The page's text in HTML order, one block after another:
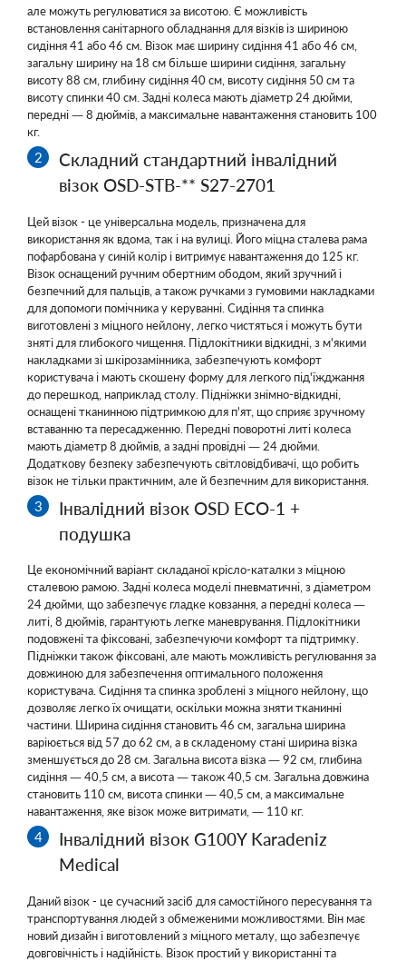
але можуть регулюватися за висотою. Є можливість
встановлення санітарного обладнання для візків із шириною
сидіння 41 або 46 см. Візок має ширину сидіння 41 або 46 см,
загальну ширину на 18 см більше ширини сидіння, загальну
висоту 88 см, глибину сидіння 40 см, висоту сидіння 50 см та
висоту спинки 40 см. Задні колеса мають діаметр 24 дюйми,
передні — 8 дюймів, а максимальне навантаження становить 100
кг.
Складний стандартний інвалідний
візок OSD-STB-** S27-2701
Цей візок - це універсальна модель, призначена для
використання як вдома, так і на вулиці. Його міцна сталева рама
пофарбована у синій колір і витримує навантаження до 125 кг.
Візок оснащений ручним обертним ободом, який зручний і
безпечний для пальців, а також ручками з гумовими накладками
для допомоги помічника у керуванні. Сидіння та спинка
виготовлені з міцного нейлону, легко чистяться і можуть бути
зняті для глибокого чищення. Підлокітники відкидні, з м'якими
накладками зі шкірозамінника, забезпечують комфорт
користувача і мають скошену форму для легкого під'їжджання
до перешкод, наприклад столу. Підніжки знімно-відкидні,
оснащені тканинною підтримкою для п'ят, що сприяє зручному
вставанню та пересадженню. Передні поворотні литі колеса
мають діаметр 8 дюймів, а задні провідні — 24 дюйми.
Додаткову безпеку забезпечують світловідбивачі, що робить
візок не тільки практичним, але й безпечним для використання.
Інвалідний візок OSD ECO-1 +
подушка
Це економічний варіант складаної крісло-каталки з міцною
сталевою рамою. Задні колеса моделі пневматичні, з діаметром
24 дюйми, що забезпечує гладке ковзання, а передні колеса —
литі, 8 дюймів, гарантують легке маневрування. Підлокітники
подовжені та фіксовані, забезпечуючи комфорт та підтримку.
Підніжки також фіксовані, але мають можливість регулювання за
довжиною для забезпечення оптимального положення
користувача. Сидіння та спинка зроблені з міцного нейлону, що
дозволяє легко їх очищати, оскільки можна зняти тканинні
частини. Ширина сидіння становить 46 см, загальна ширина
варіюється від 57 до 62 см, а в складеному стані ширина візка
зменшується до 28 см. Загальна висота візка — 92 см, глибина
сидіння — 40,5 см, а висота — також 40,5 см. Загальна довжина
становить 110 см, висота спинки — 40,5 см, а максимальне
навантаження, яке візок може витримати, — 110 кг.
Інвалідний візок G100Y Karadeniz
Medical
Даний візок - це сучасний засіб для самостійного пересування та
транспортування людей з обмеженими можливостями. Він має
новий дизайн і виготовлений з міцного металу, що забезпечує
довговічність і надійність. Візок простий у використанні та